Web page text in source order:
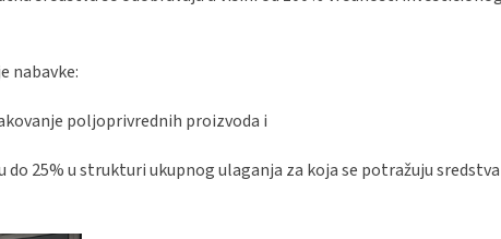
nabavke:
poljoprivrednih proizvoda i
u strukturi ukupnog ulaganja za koja se potražuju sredstva